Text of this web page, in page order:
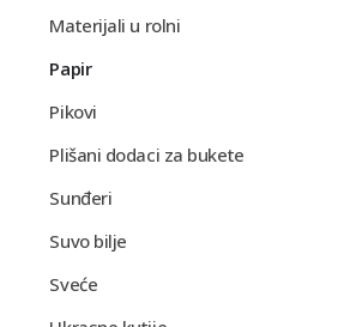
Materijali u rolni
Papir
Pikovi
Plišani dodaci za bukete
Sunđeri
Suvo bilje
Sveće